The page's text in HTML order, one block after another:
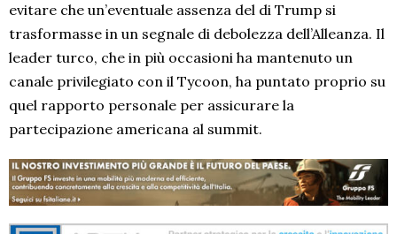
evitare che un’eventuale assenza del di Trump si
trasformasse in un segnale di debolezza dell’Alleanza. Il
leader turco, che in più occasioni ha mantenuto un
canale privilegiato con il Tycoon, ha puntato proprio su
quel rapporto personale per assicurare la
partecipazione americana al summit.